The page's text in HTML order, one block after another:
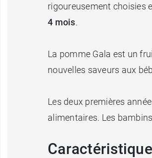
rigoureusement choisies
4 mois.
La pomme Gala est un
nouvelles saveurs aux
Les deux premières
alimentaires. Les